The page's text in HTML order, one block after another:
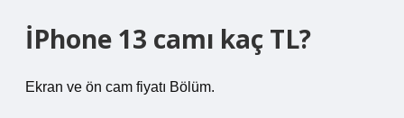
İPhone 13 camı kaç TL?
Ekran ve ön cam fiyatı Bölüm.